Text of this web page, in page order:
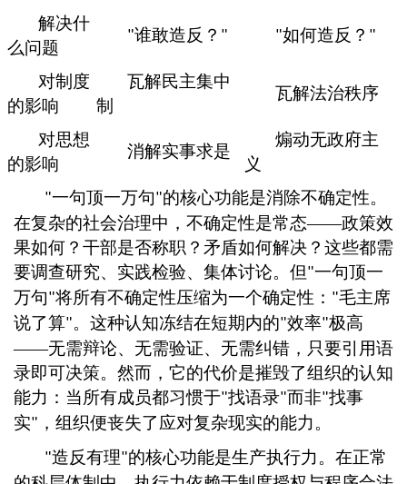
解决什
么问题
"谁敢造反？ " "如何造反？ "
对制度
的影响
瓦解民主集中
制
瓦解法治秩序
对思想
的影响
消解实事求是
煽动无政府主
义
"一句顶一万句"的核心功能是消除不确定性。
在复杂的社会治理中，不确定性是常态——政策效
果如何？干部是否称职？矛盾如何解决？这些都需
要调查研究、实践检验、集体讨论。但"一句顶一
万句"将所有不确定性压缩为一个确定性： "毛主席
说了算"。这种认知冻结在短期内的"效率"极高
——无需辩论、无需验证、无需纠错，只要引用语
录即可决策。然而，它的代价是摧毁了组织的认知
能力：当所有成员都习惯于"找语录"而非"找事
实" ，组织便丧失了应对复杂现实的能力。
"造反有理"的核心功能是生产执行力。在正常